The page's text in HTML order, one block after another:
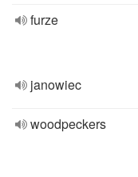
furze
janowiec
woodpeckers